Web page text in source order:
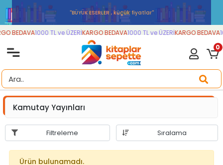
''BÜYÜK ESERLER , küçük fiyatlar''
BEDAVA1000 TL ve ÜZERİKARGO BEDAVA1000 TL ve ÜZERİKARGO BEDAVA
0
Kamutay Yayınları
Filtreleme Sıralama
Ürün bulunamadı.